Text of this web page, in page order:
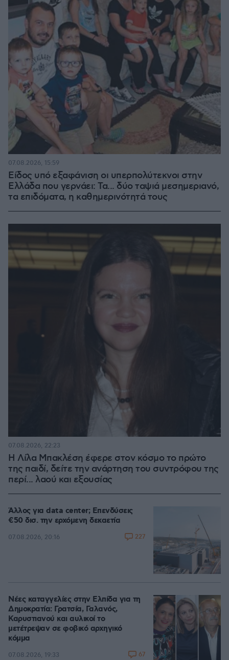
Είδος υπό εξαφάνιση οι υπερπολύτεκνοι στην
Ελλάδα που γερνάει: Τα... δύο ταψιά μεσημεριανό,
τα επιδόματα, η καθημερινότητά τους
07.08.2026, 15:59
Η Λίλα Μπακλέση έφερε στον κόσμο το πρώτο
της παιδί, δείτε την ανάρτηση του συντρόφου της
περί... λαού και εξουσίας
07.08.2026, 22:23
Άλλος για data center; Επενδύσεις
€50 δισ. την ερχόμενη δεκαετία
07.08.2026, 20:16 227
Νέες καταγγελίες στην Ελπίδα για τη
Δημοκρατία: Γρατσία, Γαλανός,
Καρυστιανού και αυλικοί το
μετέτρεψαν σε φοβικό αρχηγικό
κόμμα
07.08.2026, 19:33 67